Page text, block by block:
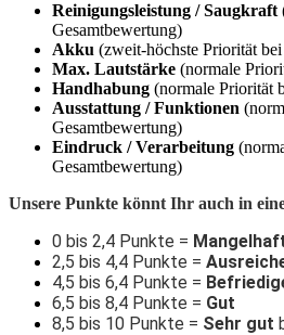
Reinigungsleistung / Saugkraft
Gesamtbewertung)
Akku (zweit-höchste Priorität
Max. Lautstärke (normale
Handhabung (normale Priorität
Ausstattung / Funktionen
Gesamtbewertung)
Eindruck / Verarbeitung
Gesamtbewertung)
Unsere Punkte könnt Ihr auch in
0 bis 2,4 Punkte =
2,5 bis 4,4 Punkte =
4,5 bis 6,4 Punkte =
6,5 bis 8,4 Punkte = Gut
8,5 bis 10 Punkte = Sehr gut